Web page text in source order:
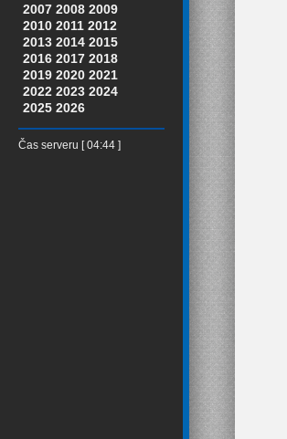
2007 2008 2009
2010 2011 2012
2013 2014 2015
2016 2017 2018
2019 2020 2021
2022 2023 2024
2025 2026
Čas serveru [ 04:44 ]